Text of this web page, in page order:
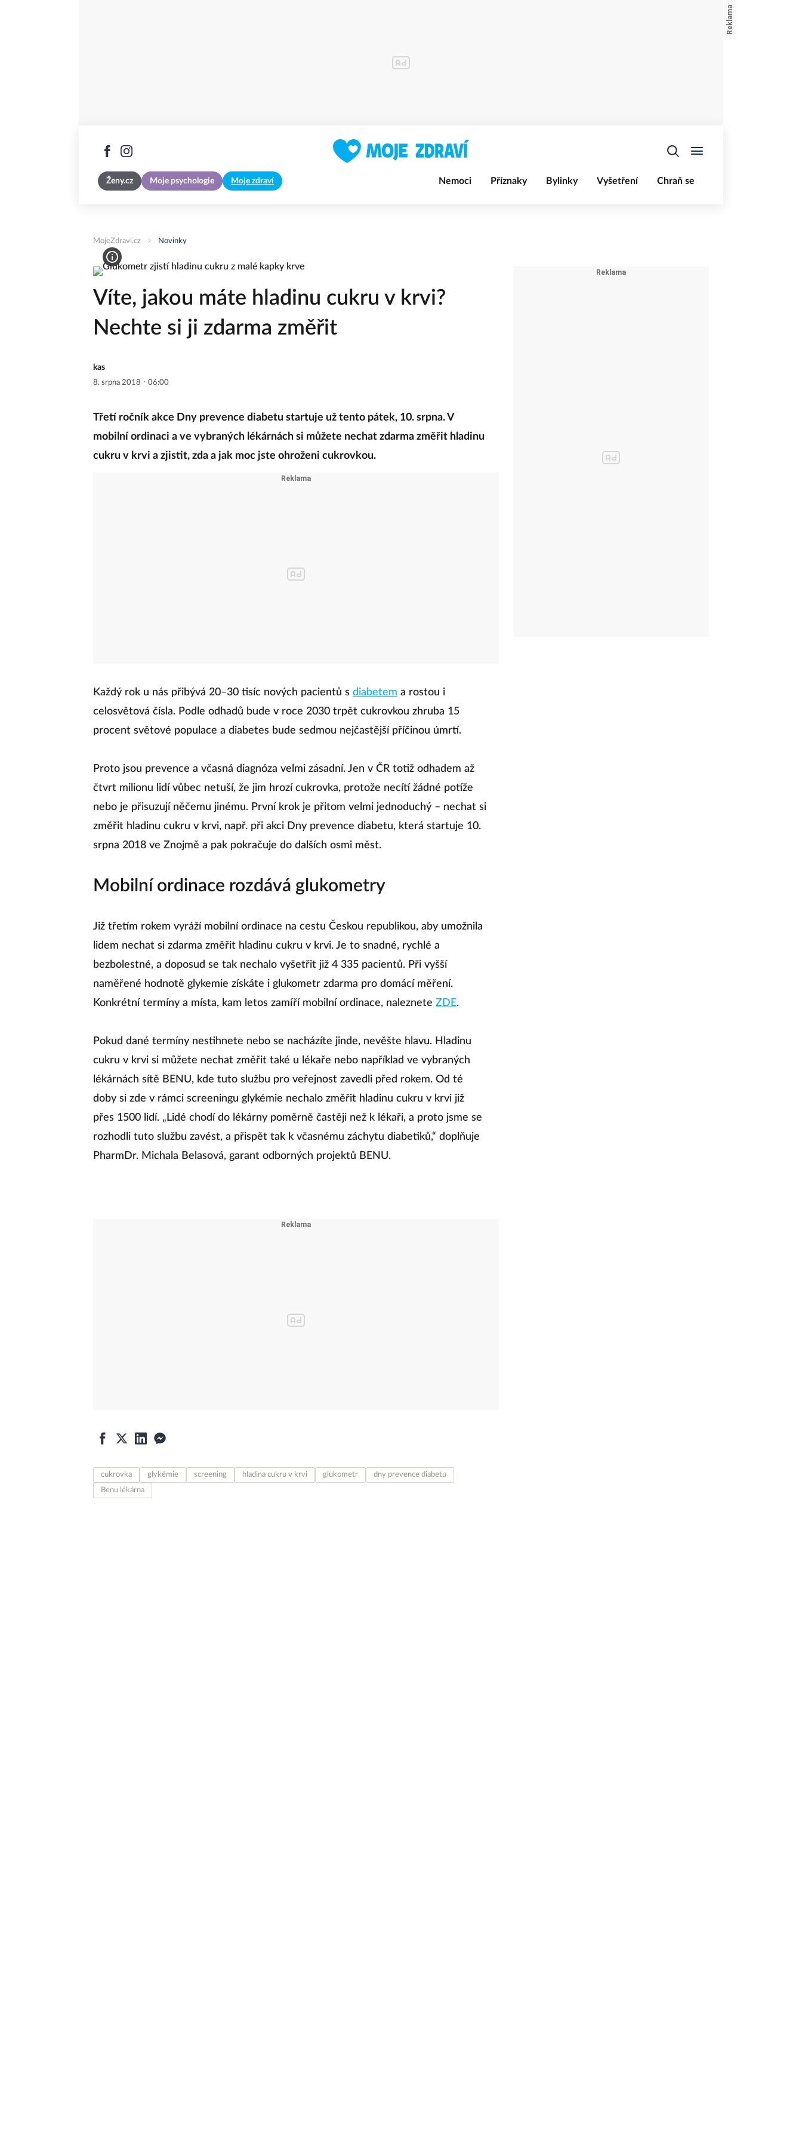
Ženy.cz Moje psychologie Moje zdraví Nemoci Příznaky Bylinky Vyšetření Chraň se
MojeZdravi.cz Novinky
Víte, jakou máte hladinu cukru v krvi?
Nechte si ji zdarma změřit
kas
8. srpna 2018 · 06:00
Třetí ročník akce Dny prevence diabetu startuje už tento pátek, 10. srpna. V
mobilní ordinaci a ve vybraných lékárnách si můžete nechat zdarma změřit hladinu
cukru v krvi a zjistit, zda a jak moc jste ohroženi cukrovkou.
Každý rok u nás přibývá 20–30 tisíc nových pacientů s diabetem a rostou i
celosvětová čísla. Podle odhadů bude v roce 2030 trpět cukrovkou zhruba 15
procent světové populace a diabetes bude sedmou nejčastější příčinou úmrtí.
Proto jsou prevence a včasná diagnóza velmi zásadní. Jen v ČR totiž odhadem až
čtvrt milionu lidí vůbec netuší, že jim hrozí cukrovka, protože necítí žádné potíže
nebo je přisuzují něčemu jinému. První krok je přitom velmi jednoduchý – nechat si
změřit hladinu cukru v krvi, např. při akci Dny prevence diabetu, která startuje 10.
srpna 2018 ve Znojmě a pak pokračuje do dalších osmi měst.
Mobilní ordinace rozdává glukometry
Již třetím rokem vyráží mobilní ordinace na cestu Českou republikou, aby umožnila
lidem nechat si zdarma změřit hladinu cukru v krvi. Je to snadné, rychlé a
bezbolestné, a doposud se tak nechalo vyšetřit již 4 335 pacientů. Při vyšší
naměřené hodnotě glykemie získáte i glukometr zdarma pro domácí měření.
Konkrétní termíny a místa, kam letos zamíří mobilní ordinace, naleznete ZDE.
Pokud dané termíny nestihnete nebo se nacházíte jinde, nevěšte hlavu. Hladinu
cukru v krvi si můžete nechat změřit také u lékaře nebo například ve vybraných
lékárnách sítě BENU, kde tuto službu pro veřejnost zavedli před rokem. Od té
doby si zde v rámci screeningu glykémie nechalo změřit hladinu cukru v krvi již
přes 1500 lidí. „Lidé chodí do lékárny poměrně častěji než k lékaři, a proto jsme se
rozhodli tuto službu zavést, a přispět tak k včasnému záchytu diabetiků,“ doplňuje
PharmDr. Michala Belasová, garant odborných projektů BENU.
cukrovka glykémie screening hladina cukru v krvi glukometr
dny prevence diabetu
Benu lékárna